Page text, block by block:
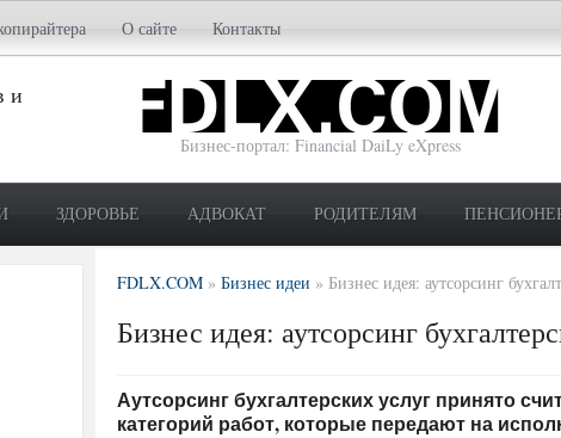
О сайте Контакты
и
Бизнес-портал: Financial DaiLy eXpress
ЗДОРОВЬЕ АДВОКАТ РОДИТЕЛЯМ
FDLX.COM » Бизнес идеи » Бизнес идея: аутсорсинг
Бизнес идея: аутсорсинг
Аутсорсинг бухгалтерских услуг принято
категорий работ, которые передают на